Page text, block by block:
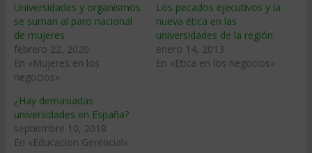
Universidades y organismos
se suman al paro nacional
de mujeres
febrero 22, 2020
En «Mujeres en los
negocios»
Los pecados ejecutivos y la
nueva ética en las
universidades de la región
enero 14, 2013
En «Etica en los negocios»
¿Hay demasiadas
universidades en España?
septiembre 10, 2018
En «Educacion Gerencial»